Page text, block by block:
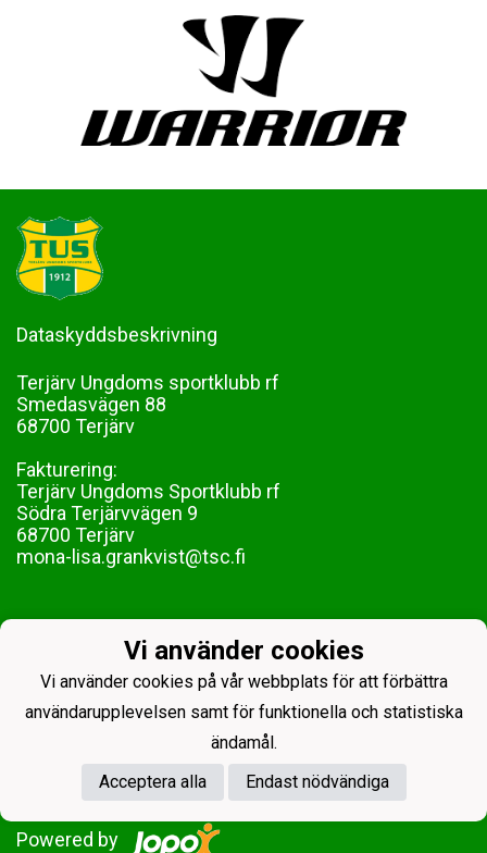
Dataskyddsbeskrivning
Terjärv Ungdoms sportklubb rf
Smedasvägen 88
68700 Terjärv
Fakturering:
Terjärv Ungdoms Sportklubb rf
Södra Terjärvvägen 9
68700 Terjärv
mona-lisa.grankvist@tsc.fi
Powered by
Vi använder cookies
Vi använder cookies på vår webbplats för att förbättra
användarupplevelsen samt för funktionella och statistiska
ändamål.
Acceptera alla
Endast nödvändiga